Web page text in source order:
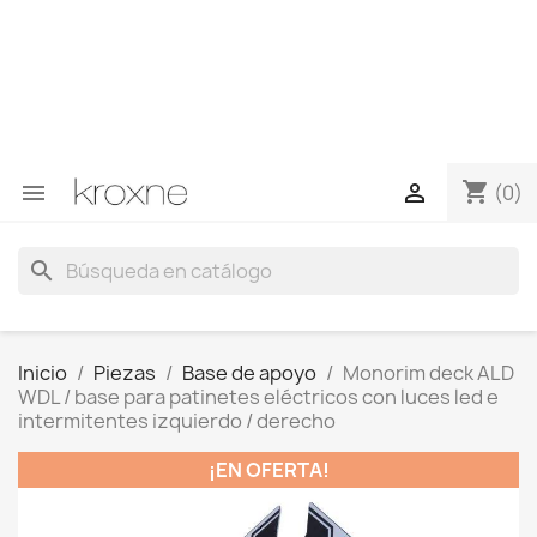
 shopping_cart (0)

search
Inicio Piezas Base de apoyo
Monorim deck ALD
WDL / base para patinetes eléctricos con luces led e
intermitentes izquierdo / derecho
¡EN OFERTA!